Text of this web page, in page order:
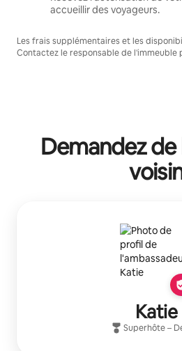
accueillir des voyageurs.
Les frais supplémentaires et les
Contactez le responsable de l'immeuble
Demandez de
Katie
Superhôte–